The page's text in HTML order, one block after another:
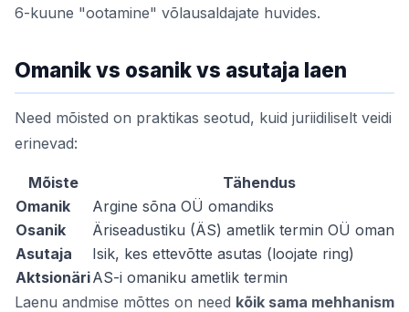
6-kuune "ootamine" võlausaldajate huvides.
Omanik vs osanik vs asutaja laen
Need mõisted on praktikas seotud, kuid juriidiliselt veidi
erinevad:
Mõiste
Tähendus
Omanik
Argine sõna OÜ omandiks
Osanik
Äriseadustiku (ÄS) ametlik termin OÜ
Asutaja
Isik, kes ettevõtte asutas (loojate ring)
AktsionäriAS-i omaniku ametlik termin
Laenu andmise mõttes on need kõik sama mehhanism